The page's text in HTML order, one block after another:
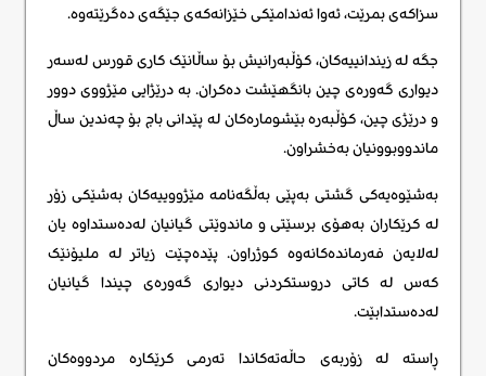
سزاکەی بمرێت، ئەوا ئەندامێکی خێزانەکەی جێگەی دەگرێتەوە.
جگە لە زیندانییەکان، کۆڵبەرانیش بۆ ساڵانێک کاری قورس لەسەر
دیواری گەورەی چین بانگهێشت دەکران. بە درێژایی مێژووی دوور
و درێژی چین، کۆڵبەرە بێشومارەکان لە پێدانی باج بۆ چەندین ساڵ
ماندووبوونیان بەخشراون.
بەشێوەیەکی گشتی بەپێی بەڵگەنامە مێژووییەکان بەشێکی زۆر
لە کرێکاران بەهۆی برسێتی و ماندوێتی گیانیان لەدەستداوە یان
لەلایەن فەرماندەکانەوە کوژراون. پێدەچێت زیاتر لە ملیۆنێک
کەس لە کاتی دروستکردنی دیواری گەورەی چیندا گیانیان
لەدەستدابێت.
ڕاستە لە زۆربەی حاڵەتەکاندا تەرمی کرێکارە مردووەکان